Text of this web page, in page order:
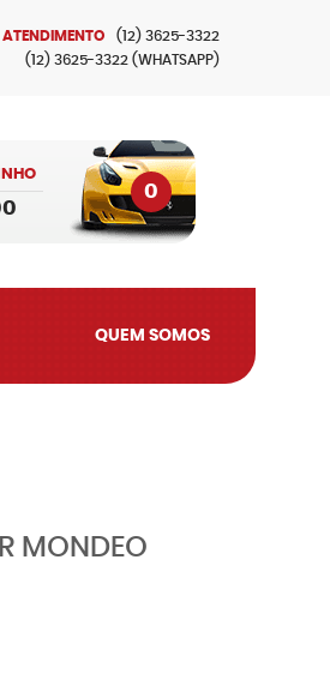
ATENDIMENTO (12) 3625-3322
(12) 3625-3322 (WHATSAPP)
0
QUEM SOMOS
MONDEO